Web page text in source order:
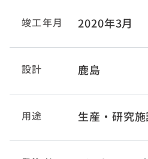
竣工年月 2020年3月
設計 鹿島
用途 生産・研究